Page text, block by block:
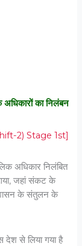
का निलंबन
2) Stage 1st]
अधिकार निलंबित
जहां संकट के
शासन के संतुलन के
देश से लिया गया है